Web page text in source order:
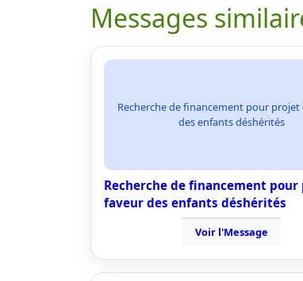
Messages
Recherche de financement pour projet
des enfants déshérités
Recherche de financement pour
faveur des enfants déshérités
Voir l'Message